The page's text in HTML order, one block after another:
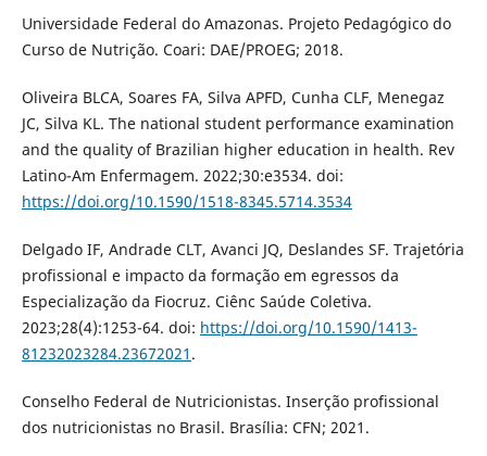
Universidade Federal do Amazonas. Projeto Pedagógico do
Curso de Nutrição. Coari: DAE/PROEG; 2018.
Oliveira BLCA, Soares FA, Silva APFD, Cunha CLF, Menegaz
JC, Silva KL. The national student performance examination
and the quality of Brazilian higher education in health. Rev
Latino-Am Enfermagem. 2022;30:e3534. doi:
https://doi.org/10.1590/1518-8345.5714.3534
Delgado IF, Andrade CLT, Avanci JQ, Deslandes SF. Trajetória
profissional e impacto da formação em egressos da
Especialização da Fiocruz. Ciênc Saúde Coletiva.
2023;28(4):1253-64. doi: https://doi.org/10.1590/1413-
81232023284.23672021 .
Conselho Federal de Nutricionistas. Inserção profissional
dos nutricionistas no Brasil. Brasília: CFN; 2021.